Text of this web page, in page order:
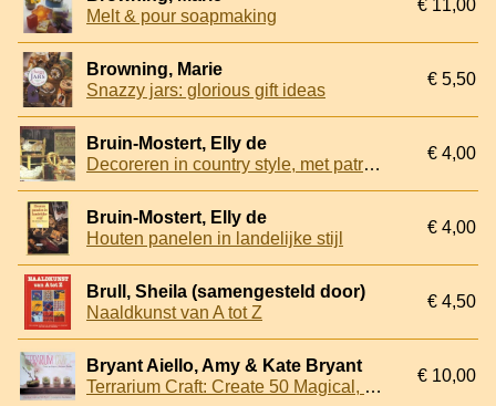
Melt & pour soapmaking
€ 11,00
Browning, Marie
Snazzy jars: glorious gift ideas
€ 5,50
Bruin-Mostert, Elly de
Decoreren in country style, met patronen
€ 4,00
Bruin-Mostert, Elly de
Houten panelen in landelijke stijl
€ 4,00
Brull, Sheila (samengesteld door)
Naaldkunst van A tot Z
€ 4,50
Bryant Aiello, Amy & Kate Bryant
Terrarium Craft: Create 50 Magical, Miniature Worlds
€ 10,00